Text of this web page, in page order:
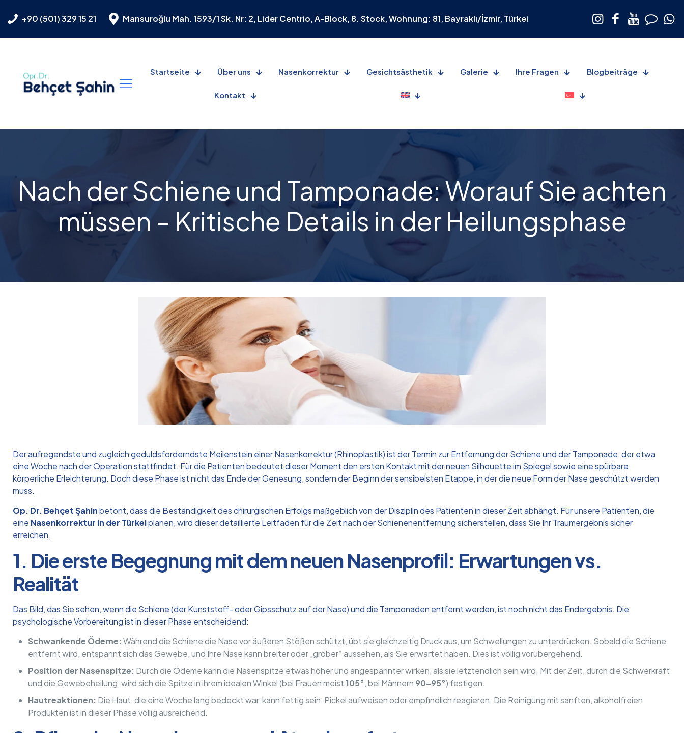
+90 (501) 329 15 21 Mansuroğlu Mah. 1593/1 Sk. Nr: 2, Lider Centrio, A-Block, 8. Stock, Wohnung: 81, Bayraklı/İzmir, Türkei
Startseite Über uns Nasenkorrektur Gesichtsästhetik Galerie Ihre Fragen Blogbeiträge
Kontakt
Nach der Schiene und Tamponade: Worauf Sie achten
müssen – Kritische Details in der Heilungsphase
Der aufregendste und zugleich geduldsforderndste Meilenstein einer Nasenkorrektur (Rhinoplastik) ist der Termin zur Entfernung der Schiene und der Tamponade, der etwa
eine Woche nach der Operation stattfindet. Für die Patienten bedeutet dieser Moment den ersten Kontakt mit der neuen Silhouette im Spiegel sowie eine spürbare
körperliche Erleichterung. Doch diese Phase ist nicht das Ende der Genesung, sondern der Beginn der sensibelsten Etappe, in der die neue Form der Nase geschützt werden
muss.
Op. Dr. Behçet Şahinbetont, dass die Beständigkeit des chirurgischen Erfolgs maßgeblich von der Disziplin des Patienten in dieser Zeit abhängt. Für unsere Patienten, die
eine Nasenkorrektur in der Türkeiplanen, wird dieser detaillierte Leitfaden für die Zeit nach der Schienenentfernung sicherstellen, dass Sie Ihr Traumergebnis sicher
erreichen.
1. Die erste Begegnung mit dem neuen Nasenprofil: Erwartungen vs.
Realität
Das Bild, das Sie sehen, wenn die Schiene (der Kunststoff- oder Gipsschutz auf der Nase) und die Tamponaden entfernt werden, ist noch nicht das Endergebnis. Die
psychologische Vorbereitung ist in dieser Phase entscheidend:
Schwankende Ödeme:Während die Schiene die Nase vor äußeren Stößen schützt, übt sie gleichzeitig Druck aus, um Schwellungen zu unterdrücken. Sobald die Schiene
entfernt wird, entspannt sich das Gewebe, und Ihre Nase kann breiter oder „gröber“ aussehen, als Sie erwartet haben. Dies ist völlig vorübergehend.
Position der Nasenspitze: Durch die Ödeme kann die Nasenspitze etwas höher und angespannter wirken, als sie letztendlich sein wird. Mit der Zeit, durch die Schwerkraft
und die Gewebeheilung, wird sich die Spitze in ihrem idealen Winkel (bei Frauen meist105°, bei Männern 90–95°) festigen.
Hautreaktionen: Die Haut, die eine Woche lang bedeckt war, kann fettig sein, Pickel aufweisen oder empfindlich reagieren. Die Reinigung mit sanften, alkoholfreien
Produkten ist in dieser Phase völlig ausreichend.